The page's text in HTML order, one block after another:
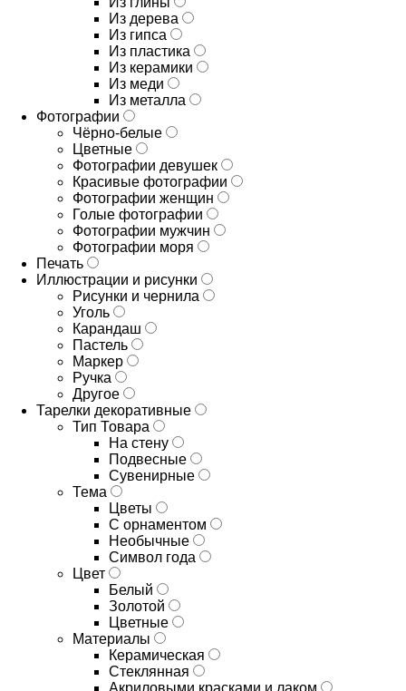
Из дерева
Из гипса
Из пластика
Из керамики
Из меди
Из металла
Фотографии
Чёрно-белые
Цветные
Фотографии девушек
Красивые фотографии
Фотографии женщин
Голые фотографии
Фотографии мужчин
Фотографии моря
Печать
Иллюстрации и рисунки
Рисунки и чернила
Уголь
Карандаш
Пастель
Маркер
Ручка
Другое
Тарелки декоративные
Тип Товара
На стену
Подвесные
Сувенирные
Тема
Цветы
С орнаментом
Необычные
Символ года
Цвет
Белый
Золотой
Цветные
Материалы
Керамическая
Стеклянная
Акриловыми красками и лаком